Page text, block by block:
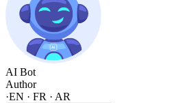
AI Bot
Author
·EN · FR · AR